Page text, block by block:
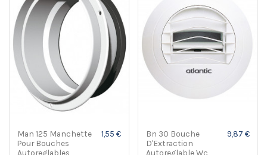
Man 125 Manchette
Pour Bouches
Autoreglables
1,55 €
Bn 30 Bouche
D'Extraction
Autoreglable Wc
9,87 €